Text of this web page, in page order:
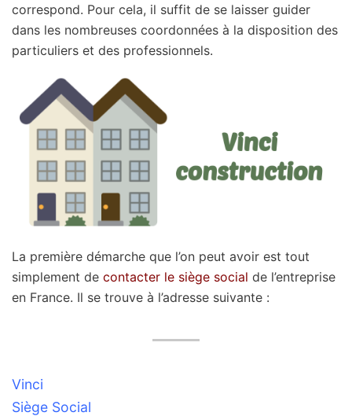
correspond. Pour cela, il suffit de se laisser guider
dans les nombreuses coordonnées à la disposition des
particuliers et des professionnels.
La première démarche que l’on peut avoir est tout
simplement de contacter le siège social de l’entreprise
en France. Il se trouve à l’adresse suivante :
Vinci
Siège Social